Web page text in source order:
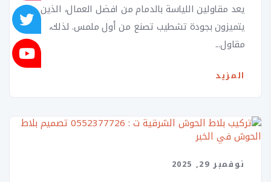
يعد مقاولين اللياسة بالدمام من افضل العمال، الذين
يتميزون بجودة تشطيب تصنع من أول ملمس. لذلك،
مقاول...
المزيد
نوفمبر 29, 2025